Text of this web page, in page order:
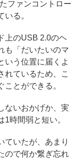
ファンコントロー
る。
上のUSB 2.0のヘ
も「だいたいのマ
いう位置に届くよ
れているため、こ
とができる。
ないおかげか、実
時間弱と短い。
いたが、あまり
ので何か繋ぎ忘れ